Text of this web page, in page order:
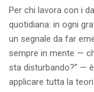
Per chi lavora con i
quotidiana: in ogni
un segnale da far
sempre in mente —
sta disturbando?” —
applicare tutta la